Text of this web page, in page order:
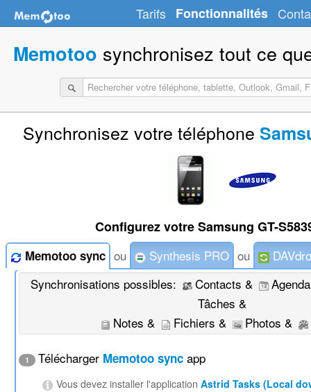
Tarifs Fonctionnalités
Memotoo synchronisez tout ce
Synchronisez votre téléphone
Configurez votre Samsung GT-
Memotoo sync ou Synthesis PRO ou
Synchronisations possibles:
Contacts &
Tâches &
Notes &
Fichiers & Photos &
1 Télécharger Memotoo sync app
Vous devez installer l'applicationAstrid Tasks (Local